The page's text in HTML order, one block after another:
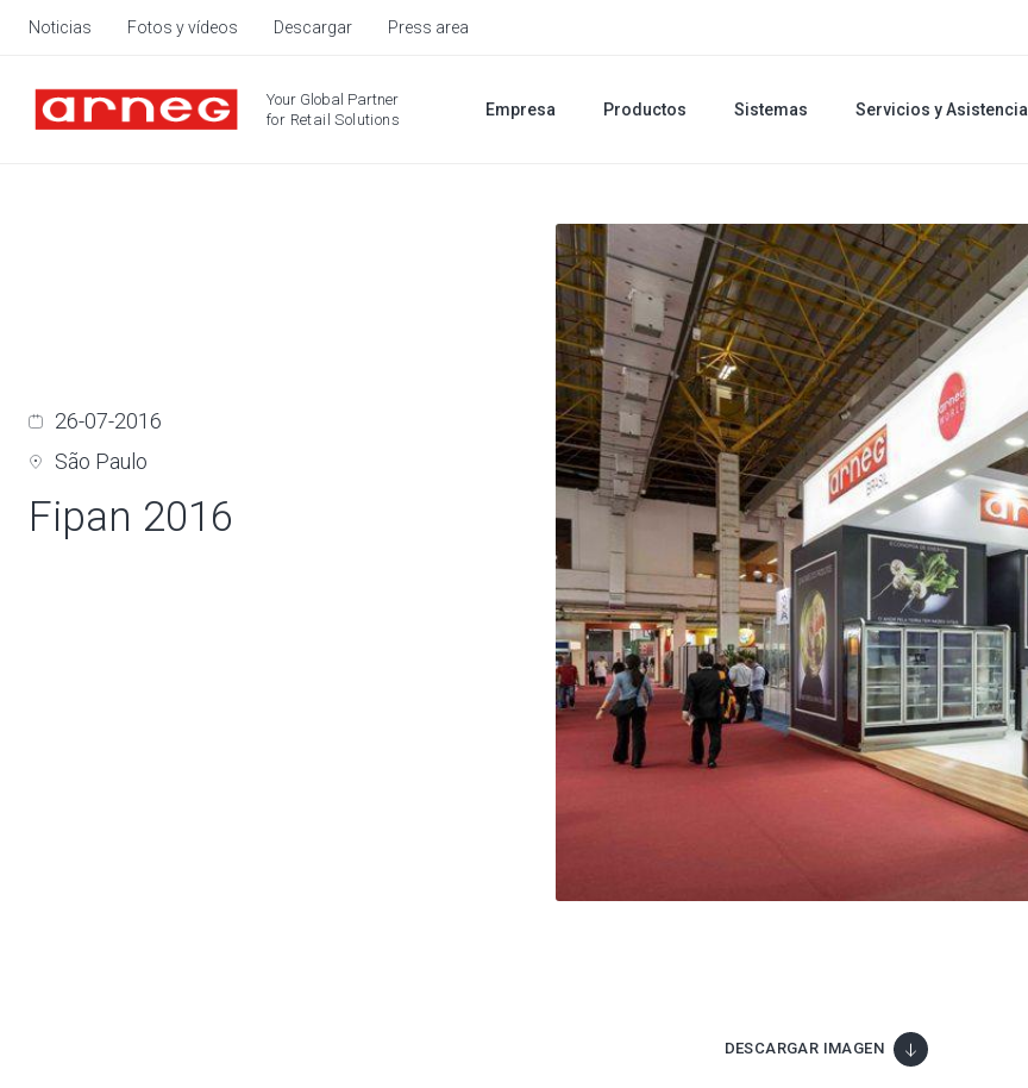
Noticias Fotos y vídeos Descargar Press area
Your Global Partner
for Retail Solutions
Empresa Productos Sistemas Servicios y Asistencia
26-07-2016
São Paulo
Fipan 2016
DESCARGAR IMAGEN